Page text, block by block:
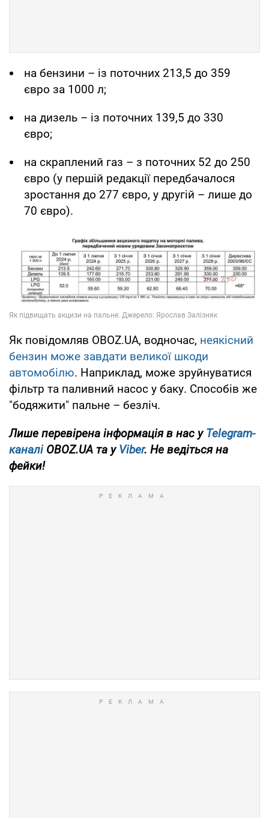
на бензини – із поточних 213,5 до 359
євро за 1000 л;
на дизель – із поточних 139,5 до 330
євро;
на скраплений газ – з поточних 52 до 250
євро (у першій редакції передбачалося
зростання до 277 євро, у другій – лише до
70 євро).
Як повідомляв OBOZ.UA, водночас, неякісний
бензин може завдати великої шкоди
автомобілю. Наприклад, може зруйнуватися
фільтр та паливний насос у баку. Способів же
"бодяжити" пальне – безліч.
Лише перевірена інформація в нас у Telegram-
каналі OBOZ.UA та у Viber. Не ведіться на
фейки!